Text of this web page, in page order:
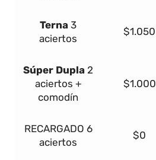
Terna 3
aciertos
$1.050
Súper Dupla 2
aciertos +
comodín
$1.000
RECARGADO 6
aciertos
$0